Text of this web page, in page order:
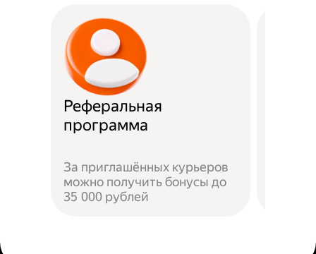
Реферальная
программа
За приглашённых курьеров
можно получить бонусы до
35 000 рублей